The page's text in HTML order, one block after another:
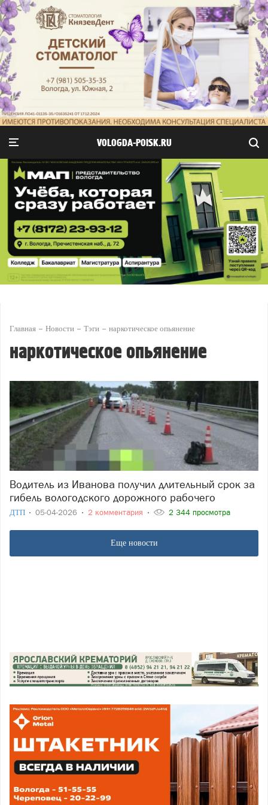
VOLOGDA-POISK.RU
Главная Новости Тэги наркотическое опьянение
наркотическое опьянение
Водитель из Иванова получил длительный срок за
гибель вологодского дорожного рабочего
ДТП 05-04-2026 2 комментария 2 344 просмотра
Еще новости